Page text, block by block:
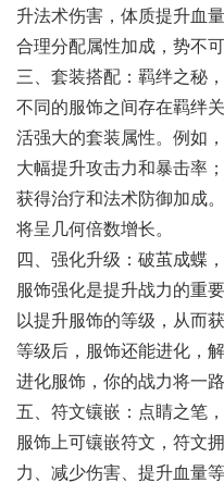
升法术伤害，体质提升血
合理分配属性加成，势不可
三、套装搭配：羁绊之秘
不同的服饰之间存在羁绊
活强大的套装属性。例如
大幅提升攻击力和暴击率
获得治疗和法术防御加成
将呈几何倍数增长。
四、强化升级：破茧成蝶
服饰强化是提升战力的重
以提升服饰的等级，从而
等级后，服饰还能进化，
进化服饰，你的战力将一路
五、符文镶嵌：点睛之笔
服饰上可镶嵌符文，符文
力、减少伤害、提升血量